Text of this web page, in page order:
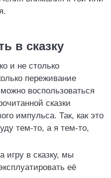
в сказку
и не столько
переживание
воспользоваться
сказки
импульса. Так, как это
тем-то, а я тем-то,
игру в сказку, мы
её